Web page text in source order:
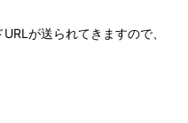
が送られてきますので、